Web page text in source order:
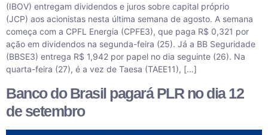
(IBOV) entregam dividendos e juros sobre capital próprio
(JCP) aos acionistas nesta última semana de agosto. A semana
começa com a CPFL Energia (CPFE3), que paga R$ 0,321 por
ação em dividendos na segunda-feira (25). Já a BB Seguridade
(BBSE3) entrega R$ 1,942 por papel no dia seguinte (26). Na
quarta-feira (27), é a vez de Taesa (TAEE11), […]
Banco do Brasil pagará PLR no dia 12
de setembro